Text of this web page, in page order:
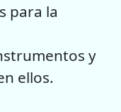
para la
y
ellos.